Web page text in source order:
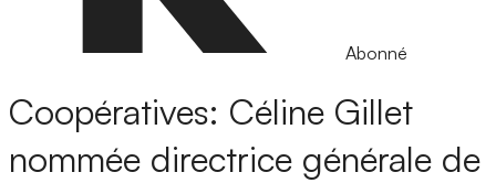
Abonné
Coopératives: Céline Gillet
nommée directrice générale de